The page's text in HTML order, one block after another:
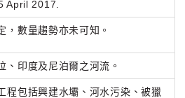
April 2017.
，數量趨勢亦未可知。
、印度及尼泊爾之河流。
程包括興建水壩、河水污染、被獵